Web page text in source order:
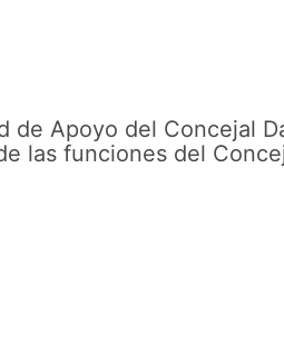
Apoyo del Concejal
las funciones del